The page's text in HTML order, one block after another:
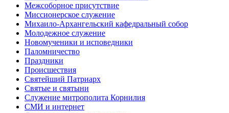
Межсоборное присутствие
Миссионерское служение
Михаило-Архангельский кафедральный собор
Молодежное служение
Новомученики и исповедники
Паломничество
Праздники
Происшествия
Святейший Патриарх
Святые и святыни
Служение митрополита Корнилия
СМИ и интернет